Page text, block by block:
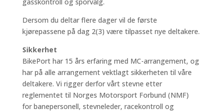
Dersom du deltar flere dager vil de første
kjørepassene på dag 2(3) være tilpasset nye deltakere.
Sikkerhet
BikePort har 15 års erfaring med MC-arrangement, og
har på alle arrangement vektlagt sikkerheten til våre
deltakere. Vi rigger derfor vårt stevne etter
reglementet til Norges Motorsport Forbund (NMF)
for banepersonell, stevneleder, racekontroll og